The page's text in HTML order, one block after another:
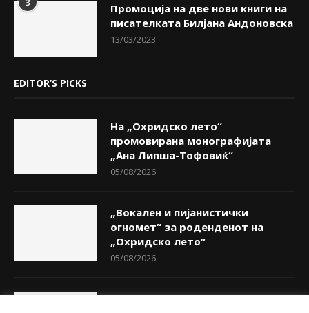
Промоција на две нови книги на
писателката Билјана Андоновска
13/03/2023
EDITOR’S PICKS
На „Охридско лето“
промовирана монографијата
„Ана Липша-Тофовиќ“
05/08/2026
„Вокален и пијанистички
огномет“ за роденденот на
„Охридско лето“
05/08/2026
Триото „Интерарт“ со концерт